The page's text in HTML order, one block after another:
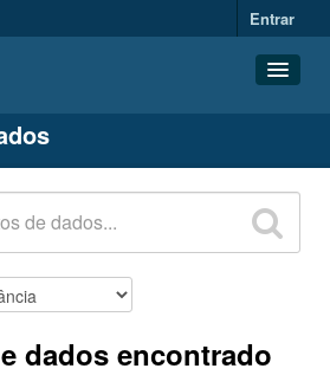
Entrar
dados encontrado